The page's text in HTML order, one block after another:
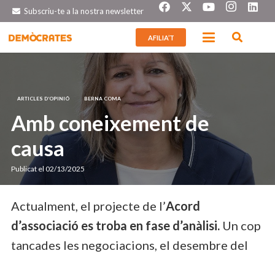
Subscriu-te a la nostra newsletter
AFILIA’T
ARTICLES D’OPINIÓ BERNA COMA
Amb coneixement de
causa
Publicat el 02/13/2025
Actualment, el projecte de l’Acord
d’associació es troba en fase d’anàlisi. Un cop
tancades les negociacions, el desembre del